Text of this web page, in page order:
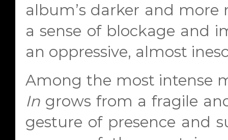
album’s darker and
a sense of blockage and
an oppressive, almost
Among the most intense
In grows from a fragile
gesture of presence and